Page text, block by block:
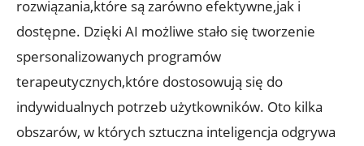
rozwiązania,które są zarówno efektywne,jak i
dostępne. Dzięki AI możliwe stało się tworzenie
spersonalizowanych programów
terapeutycznych,które dostosowują się do
indywidualnych potrzeb użytkowników. Oto kilka
obszarów, w których sztuczna inteligencja odgrywa